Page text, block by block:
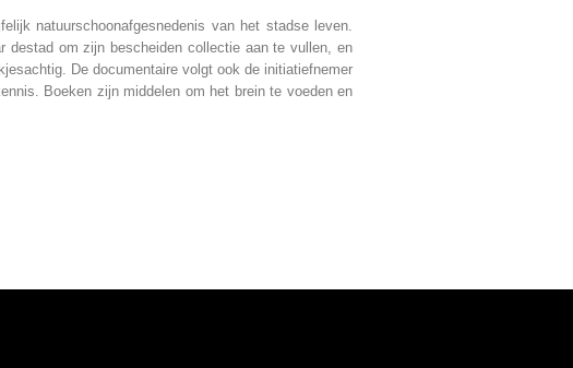
natuurschoonafgesnedenis van het stadse leven.
destad om zijn bescheiden collectie aan te vullen, en
De documentaire volgt ook de initiatiefnemer
Boeken zijn middelen om het brein te voeden en